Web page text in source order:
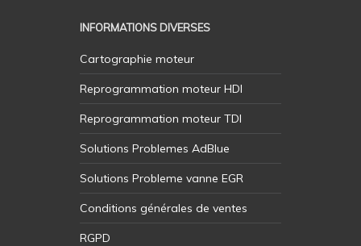
INFORMATIONS DIVERSES
Cartographie moteur
Reprogrammation moteur HDI
Reprogrammation moteur TDI
Solutions Problemes AdBlue
Solutions Probleme vanne EGR
Conditions générales de ventes
RGPD